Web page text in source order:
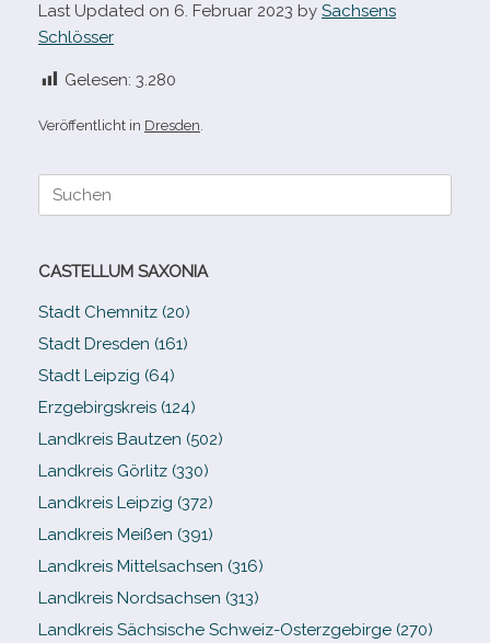
Last Updated on 6. Februar 2023 by Sachsens
Schlösser
Gelesen: 3.280
Veröffentlicht in Dresden
Suche
CASTELLUM SAXONIA
Stadt Chemnitz (20)
Stadt Dresden (161)
Stadt Leipzig (64)
Erzgebirgskreis (124)
Landkreis Bautzen (502)
Landkreis Görlitz (330)
Landkreis Leipzig (372)
Landkreis Meißen (391)
Landkreis Mittelsachsen (316)
Landkreis Nordsachsen (313)
Landkreis Sächsische Schweiz-​Osterzgebirge (270)